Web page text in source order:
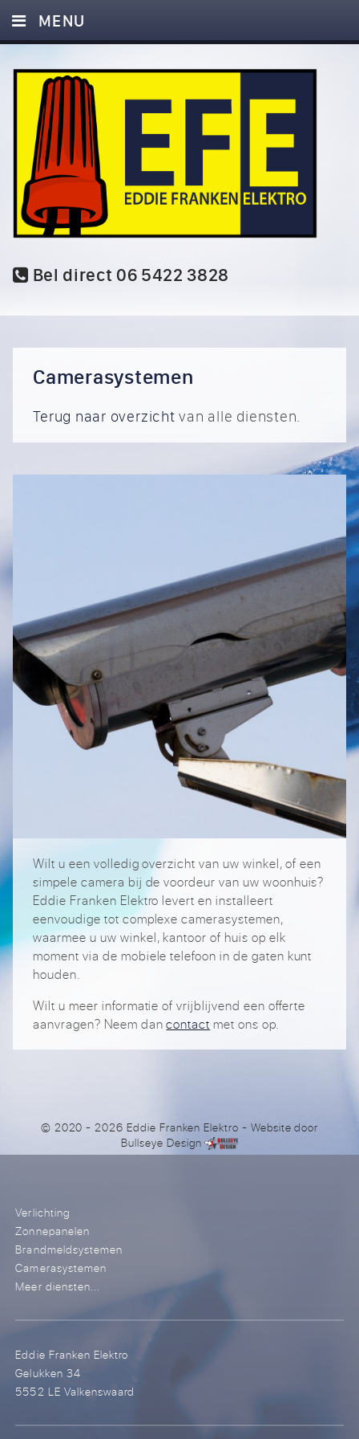
Bel direct 06 5422 3828
MENU
DIENSTEN
FOTO’S
REFERENTIES
AANBIEDING
CONTACT
Camerasystemen
Terug naar overzicht van alle diensten.
Wilt u een volledig overzicht van uw winkel, of een
simpele camera bij de voordeur van uw woonhuis?
Eddie Franken Elektro levert en installeert
eenvoudige tot complexe camerasystemen,
waarmee u uw winkel, kantoor of huis op elk
moment via de mobiele telefoon in de gaten kunt
houden.
Wilt u meer informatie of vrijblijvend een offerte
aanvragen? Neem dancontact met ons op.
© 2020 - 2026 Eddie Franken Elektro - Website door
Bullseye Design
Verlichting
Zonnepanelen
Brandmeldsystemen
Camerasystemen
Meer diensten...
Eddie Franken Elektro
Gelukken 34
5552 LE Valkenswaard